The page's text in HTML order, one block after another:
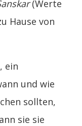
(Werte
Hause von
ein
und wie
sollten,
sie sie